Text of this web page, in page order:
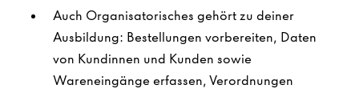
Auch Organisatorisches gehört zu deiner
Ausbildung: Bestellungen vorbereiten, Daten
von Kundinnen und Kunden sowie
Wareneingänge erfassen, Verordnungen